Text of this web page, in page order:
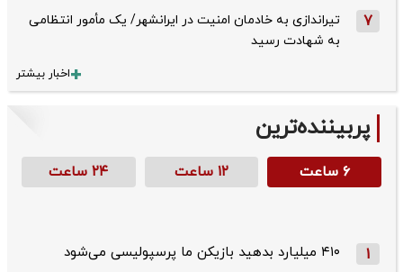
7
تیراندازی به خادمان امنیت در ایرانشهر/ یک مأمور انتظامی
به شهادت رسید
اخبار بیشتر
پربیننده‌ترین
۶ ساعت ۱۲ ساعت ۲۴ ساعت
1 ۴۱۰ میلیارد بدهید بازیکن ما پرسپولیسی می‌شود